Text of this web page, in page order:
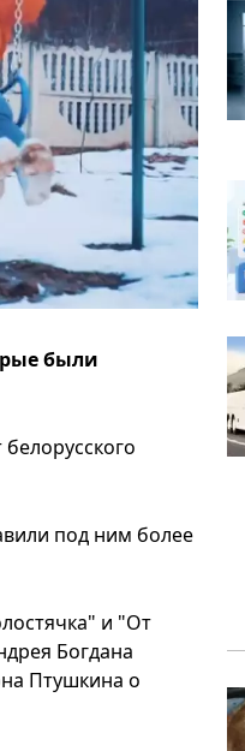
были
под ним более
и "От
Богдана
Птушкина о